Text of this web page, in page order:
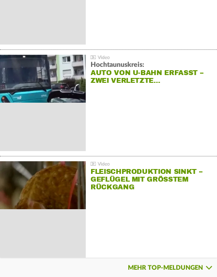
Hochtaunuskreis:
AUTO VON U-BAHN ERFASST –
ZWEI VERLETZTE…
FLEISCHPRODUKTION SINKT –
GEFLÜGEL MIT GRÖSSTEM R
ÜCKGANG
MEHR TOP-MELDUNGEN